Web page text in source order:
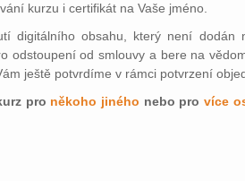
kurzu i certifikát na Vaše jméno.
digitálního obsahu, který není
odstoupení od smlouvy a bere na
ještě potvrdíme v rámci potvrzení
pro někoho jiného nebo províce